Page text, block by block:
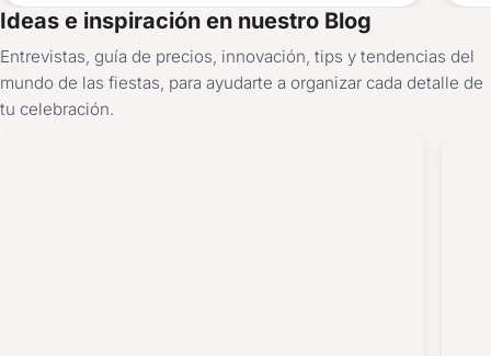
Ideas e inspiración en nuestro Blog
Entrevistas, guía de precios, innovación, tips y tendencias del
mundo de las fiestas, para ayudarte a organizar cada detalle de
tu celebración.